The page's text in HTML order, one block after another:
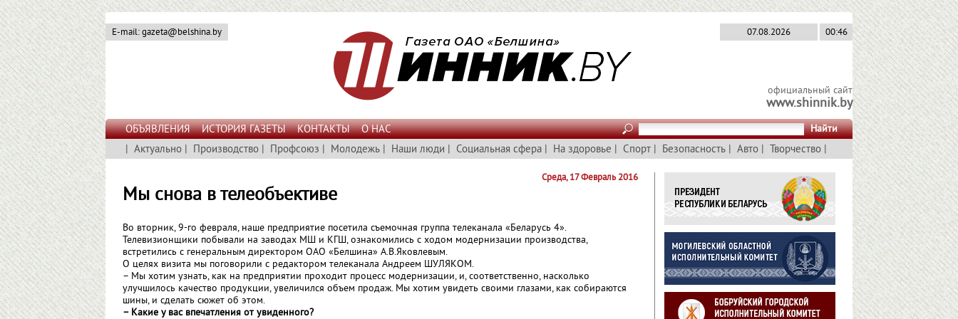
E-mail: gazeta@belshina.by 00:46
07.08.2026
официальный сайт
www.shinnik.by
ОБЪЯВЛЕНИЯ ИСТОРИЯ ГАЗЕТЫ КОНТАКТЫ О НАС Найти
| Актуально | Производство | Профсоюз | Молодежь | Наши люди | Социальная сфера | На здоровье | Спорт | Безопасность | Авто | Творчество |
Среда, 17 Февраль 2016
Мы снова в телеобъективе
Во вторник, 9-го февраля, наше предприятие посетила съемочная группа телеканала «Беларусь 4».
Телевизионщики побывали на заводах МШ и КГШ, ознакомились с ходом модернизации производства,
встретились с генеральным директором ОАО «Белшина» А.В.Яковлевым.
О целях визита мы поговорили с редактором телеканала Андреем ШУЛЯКОМ.
– Мы хотим узнать, как на предприятии проходит процесс модернизации, и, соответственно, насколько
улучшилось качество продукции, увеличился объем продаж. Мы хотим увидеть своими глазами, как собираются
шины, и сделать сюжет об этом.
– Какие у вас впечатления от увиденного?